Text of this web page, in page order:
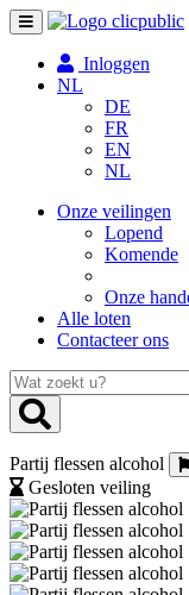
Toggle
navigation
Inloggen
NL
DE
FR
EN
NL
Onze veilingen
Lopend
Komende
Onze
Alle loten
Contacteer ons
Wat
zoekt
u?
Partij flessen alcohol
Gesloten veiling